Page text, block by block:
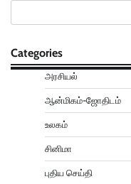
Categories
அரசியல்
ஆன்மிகம்-ஜோதிடம்
உலகம்
சினிமா
புதிய செய்தி